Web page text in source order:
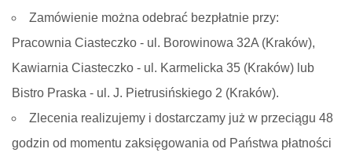
Zamówienie można odebrać bezpłatnie przy:
Pracownia Ciasteczko - ul. Borowinowa 32A (Kraków),
Kawiarnia Ciasteczko - ul. Karmelicka 35 (Kraków) lub
Bistro Praska - ul. J. Pietrusińskiego 2 (Kraków).
Zlecenia realizujemy i dostarczamy już w przeciągu 48
godzin od momentu zaksięgowania od Państwa płatności